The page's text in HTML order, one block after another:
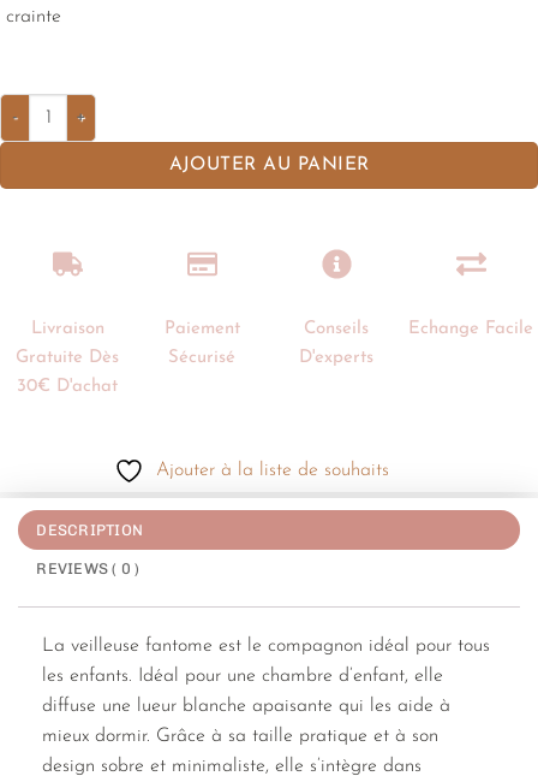
crainte
AJOUTER AU PANIER
Livraison
Gratuite Dès
30€ D'achat
Paiement
Sécurisé
Conseils
D'experts
Echange Facile
Ajouter à la liste de souhaits
DESCRIPTION
REVIEWS ( 0 )
La veilleuse fantome est le compagnon idéal pour tous
les enfants. Idéal pour une chambre d’enfant, elle
diffuse une lueur blanche apaisante qui les aide à
mieux dormir. Grâce à sa taille pratique et à son
design sobre et minimaliste, elle s’intègre dans